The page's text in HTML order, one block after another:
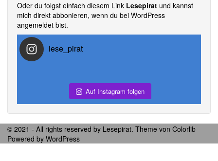
Oder du folgst einfach diesem Link Lesepirat und kannst
mich direkt abbonieren, wenn du bei WordPress
angemeldet bist.
lese_pirat
Auf Instagram folgen
© 2021 - All rights reserved by Lesepirat. Theme von Colorlib
Powered by WordPress